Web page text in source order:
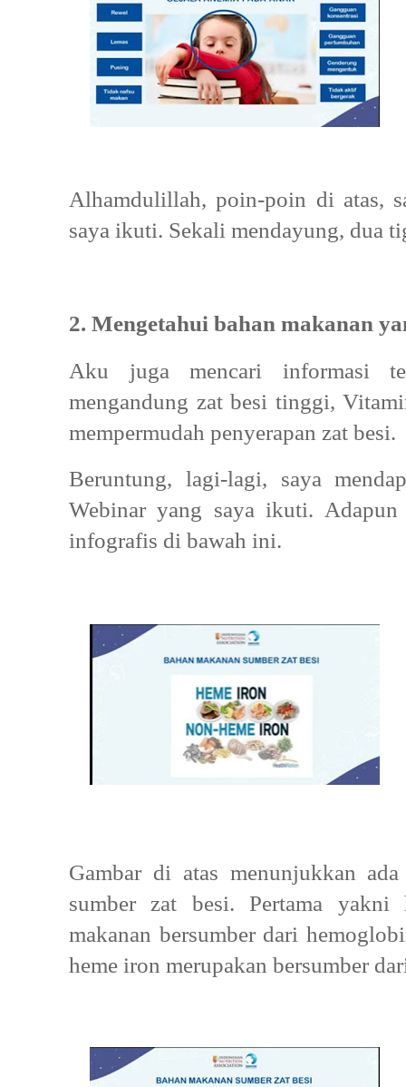
Alhamdulillah, poin-poin di atas,
saya ikuti. Sekali mendayung, dua
2. Mengetahui bahan makanan
Aku juga mencari informasi
mengandung zat besi tinggi,
mempermudah penyerapan zat besi.
Beruntung, lagi-lagi, saya
Webinar yang saya ikuti.
infografis di bawah ini.
Gambar di atas menunjukkan
sumber zat besi. Pertama yakni
makanan bersumber dari
heme iron merupakan bersumber